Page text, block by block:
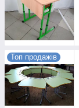
Топ продажів